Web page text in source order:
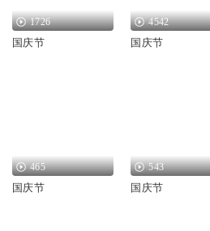
1726
国庆节
4542
国庆节
465
国庆节
543
国庆节